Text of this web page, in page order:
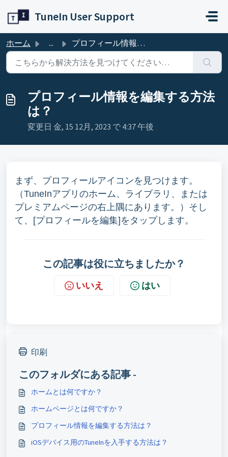
TuneIn User Support
ホーム ... プロフィール情報を編集する方法は？
プロフィール情報を編集する方法
は？
変更日 金, 15 12月, 2023 で 4:37 午後
まず、プロフィールアイコンを見つけます。
（TuneInアプリのホーム、ライブラリ、または
プレミアムページの右上隅にあります。）そし
て、[プロフィールを編集]をタップします。
この記事は役に立ちましたか？
いいえ はい
印刷
このフォルダにある記事 -
ホームとは何ですか？
ホームページとは何ですか？
プロフィール情報を編集する方法は？
iOSデバイス用のTuneInを入手する方法は？